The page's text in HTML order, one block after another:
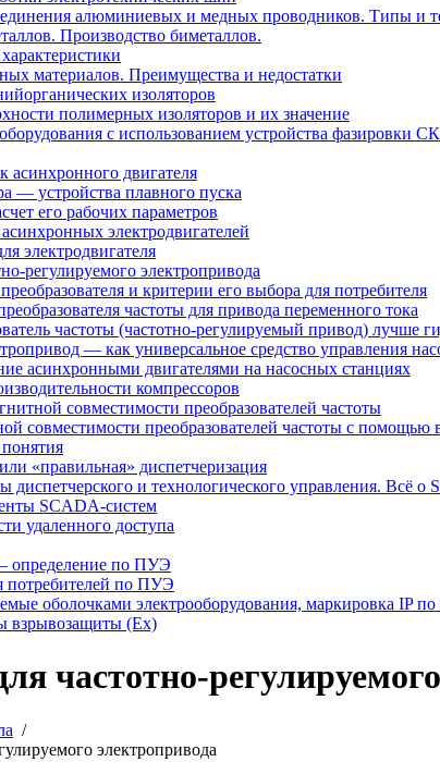
алюминиевых и медных проводников. Типы и
Производство биметаллов.
материалов. Преимущества и недостатки
изоляторов
поли мерных изоляторов и их значение
с использованием устройства
двигателя
— устройства плавного пуска
его рабочих параметров
электродвигателей
электродвигателя
регулируемого электропривода
и критерии его выбора для потребителя
частоты для привода переменного тока
частоты (частотно-регулируемый привод) лучше
— как универсальное средство управления
асинхронными двигателями на насосных станциях
компрессоров
совместимости преобразователей частоты
совместимости преобразователей частоты с
«правильная» диспетчеризация
диспетчерского и технологического управления. Всё о
SCADA-систем
удаленного доступа
определение по ПУЭ
потребителей по ПУЭ
оболочками электрооборудования, маркировка IP
взрывозащиты (Ex)
частотно-
/
электропривода